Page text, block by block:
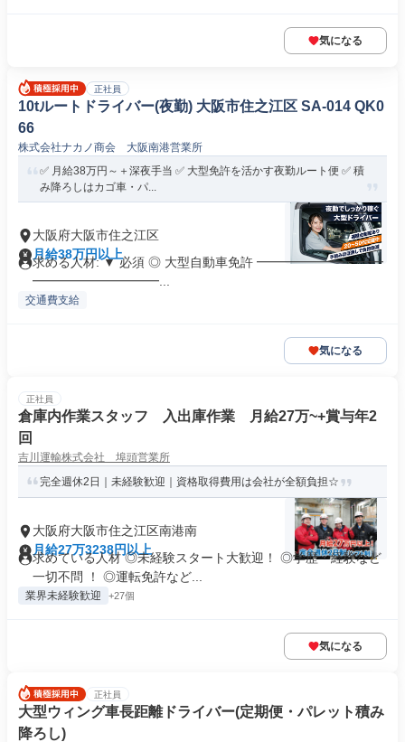
気になる
正社員
10tルートドライバー(夜勤) 大阪市住之江区 SA-014 QK0
66
株式会社ナカノ商会 大阪南港営業所
✅ 月給38万円～＋深夜手当 ✅ 大型免許を活かす夜勤ルート便 ✅ 積
み降ろしはカゴ車・パ...
大阪府大阪市住之江区
月給38万円以上
求める人材: ▼ 必須 ◎ 大型自動車免許 ━━━━━━━━━━
━━━━━━━━━━...
交通費支給
気になる
正社員
倉庫内作業スタッフ 入出庫作業 月給27万~+賞与年2
回
吉川運輸株式会社 埠頭営業所
完全週休2日｜未経験歓迎｜資格取得費用は会社が全額負担☆
大阪府大阪市住之江区南港南
月給27万3238円以上
求めている人材 ◎未経験スタート大歓迎！ ◎学歴・経験など
一切不問 ！ ◎運転免許など...
業界未経験歓迎 +27個
気になる
正社員
大型ウィング車長距離ドライバー(定期便・パレット積み
降ろし)